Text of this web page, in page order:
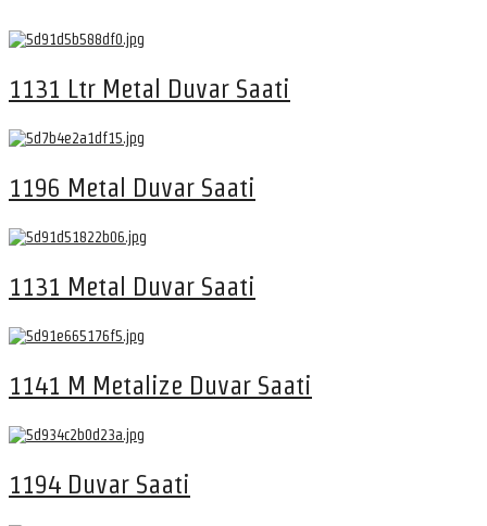
1131 Ltr Metal Duvar Saati
1196 Metal Duvar Saati
1131 Metal Duvar Saati
1141 M Metalize Duvar Saati
1194 Duvar Saati